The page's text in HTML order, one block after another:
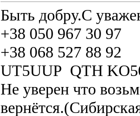
Быть добру.С
+38 050 967 30 97
+38 068 527 88 92
UT5UUP QTH
Не уверен что